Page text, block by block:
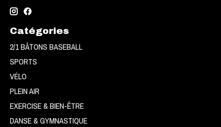
Catégories
2/1 BÂTONS BASEBALL
SPORTS
VÉLO
PLEIN AIR
EXERCISE & BIEN-ÊTRE
DANSE & GYMNASTIQUE